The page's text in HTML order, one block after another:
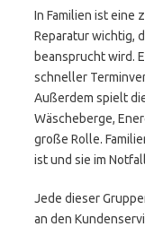
In Familien ist eine
Reparatur wichtig,
beansprucht wird.
schneller
Außerdem spielt
Wäscheberge,
große Rolle.
ist und sie im
Jede dieser
an den